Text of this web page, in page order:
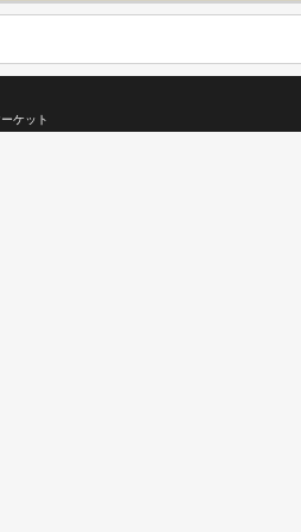
ケット